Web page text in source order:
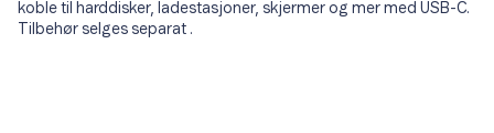
koble til harddisker, ladestasjoner, skjermer og mer med USB-C.
Tilbehør selges separat .